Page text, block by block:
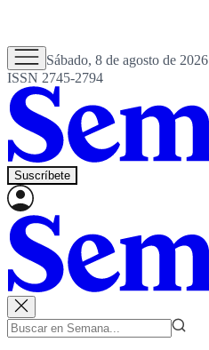
Sábado, 8 de agosto de 2026
ISSN 2745-2794
Suscríbete